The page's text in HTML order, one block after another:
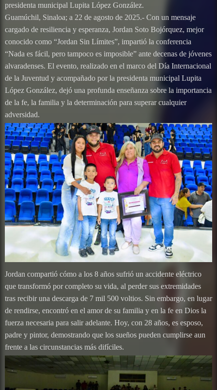
presidenta municipal Lupita López González.
Guamúchil, Sinaloa; a 22 de agosto de 2025.- Con un mensaje
cargado de resiliencia y esperanza, Jordan Soto Bojórquez, mejor
conocido como “Jordan Sin Límites”, impartió la conferencia
“Nada es fácil, pero tampoco es imposible” ante decenas de jóvenes
alvaradenses. El evento, realizado en el marco del Día Internacional
de la Juventud y acompañado por la presidenta municipal Lupita
López González, dejó una profunda enseñanza sobre la importancia
de la fe, la familia y la determinación para superar cualquier
adversidad.
Jordan compartió cómo a los 8 años sufrió un accidente eléctrico
que transformó por completo su vida, al perder sus extremidades
tras recibir una descarga de 7 mil 500 voltios. Sin embargo, en lugar
de rendirse, encontró en el amor de su familia y en la fe en Dios la
fuerza necesaria para salir adelante. Hoy, con 28 años, es esposo,
padre y pintor, demostrando que los sueños pueden cumplirse aun
frente a las circunstancias más difíciles.